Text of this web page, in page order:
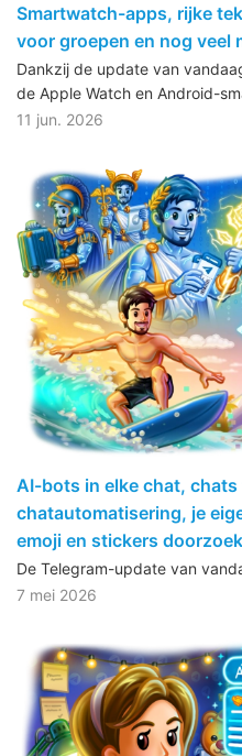
Smartwatch-apps, rijke
voor groepen en nog veel
Dankzij de update van
de Apple Watch en Android-
11 jun. 2026
AI-bots in elke chat,
chatautomatisering, je
emoji en stickers
De Telegram-update van
7 mei 2026